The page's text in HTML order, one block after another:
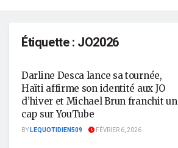
Étiquette : JO2026
Darline Desca lance sa tournée,
Haïti affirme son identité aux JO
d’hiver et Michael Brun franchit un
cap sur YouTube
BYLEQUOTIDIEN509 FÉVRIER 6, 2026